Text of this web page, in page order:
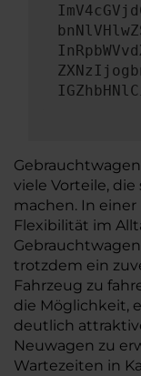
viele Vorteile, die
machen. In
Flexibilität im
trotzdem ein
Fahrzeug zu
die Möglichkeit,
deutlich
Neuwagen zu
Wartezeiten in